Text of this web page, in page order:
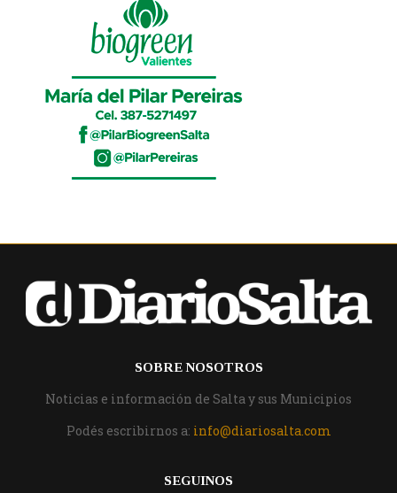
SOBRE NOSOTROS
Noticias e información de Salta y sus Municipios
Podés escribirnos a: info@diariosalta.com
SEGUINOS